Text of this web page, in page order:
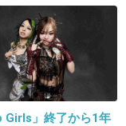
い！
Girls」終了から1年